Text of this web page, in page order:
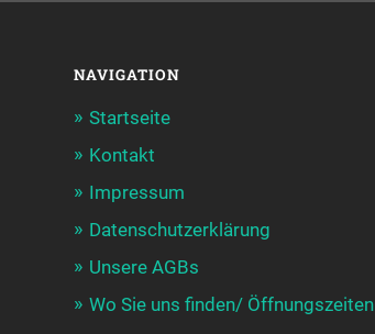
NAVIGATION
Startseite
Kontakt
Impressum
Datenschutzerklärung
Unsere AGBs
Wo Sie uns finden/ Öffnungszeiten